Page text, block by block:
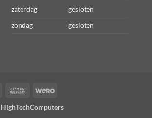
zaterdag
gesloten
zondag
gesloten
IDeal
Cash
Delivery
Wero
HighTechComputers